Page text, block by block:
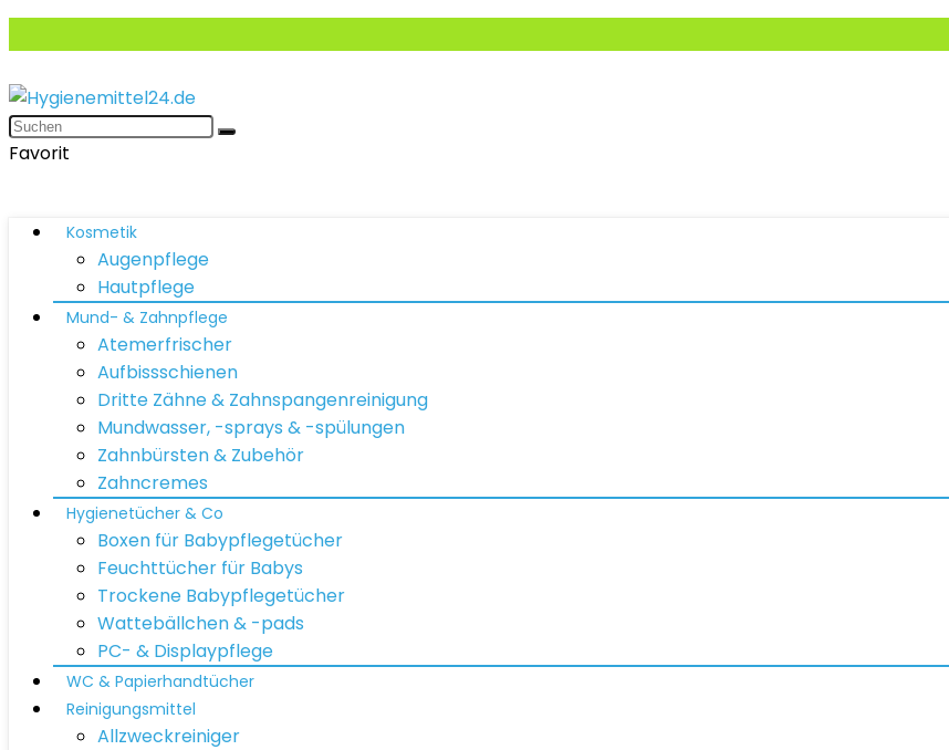
Favorit
Kosmetik
Augenpflege
Hautpflege
Mund- & Zahnpflege
Atemerfrischer
Aufbissschienen
Dritte Zähne & Zahnspangenreinigung
Mundwasser, -sprays & -spülungen
Zahnbürsten & Zubehör
Zahncremes
Hygienetücher & Co
Boxen für Babypflegetücher
Feuchttücher für Babys
Trockene Babypflegetücher
Wattebällchen & -pads
PC- & Displaypflege
WC & Papierhandtücher
Reinigungsmittel
Allzweckreiniger